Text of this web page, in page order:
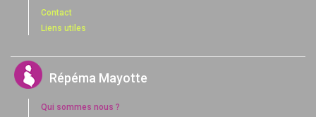
Contact
Liens utiles
Répéma Mayotte
Qui sommes nous ?